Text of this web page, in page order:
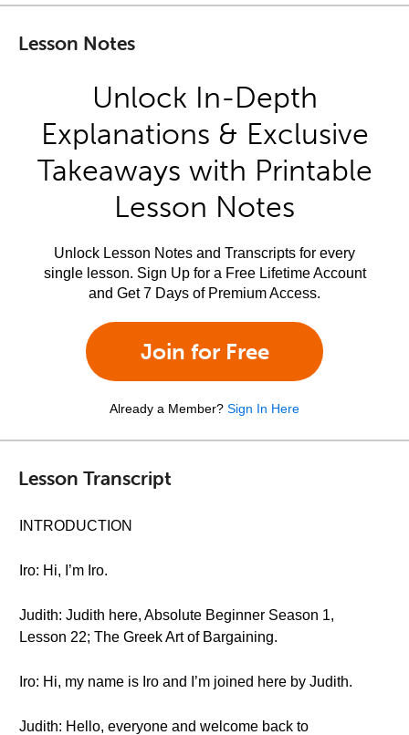
Lesson Notes
Unlock In-Depth
Explanations & Exclusive
Takeaways with Printable
Lesson Notes
Unlock Lesson Notes and Transcripts for every
single lesson. Sign Up for a Free Lifetime Account
and Get 7 Days of Premium Access.
Join for Free
Already a Member? Sign In Here
Lesson Transcript
INTRODUCTION
Iro: Hi, I’m Iro.
Judith: Judith here, Absolute Beginner Season 1,
Lesson 22; The Greek Art of Bargaining.
Iro: Hi, my name is Iro and I’m joined here by Judith.
Judith: Hello, everyone and welcome back to